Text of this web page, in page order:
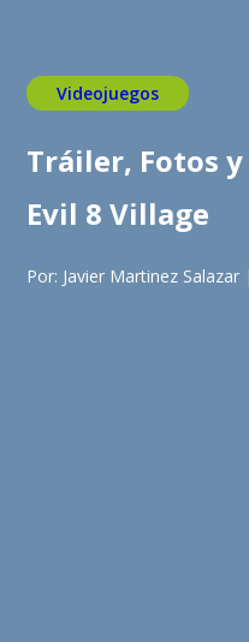
Videojuegos
Tráiler, Fotos
Evil 8 Village
Por: Javier Martinez